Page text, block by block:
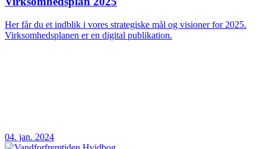
Her får du et indblik i vores strategiske mål og visioner for 2025.
Virksomhedsplanen er en digital publikation.
04. jan. 2024